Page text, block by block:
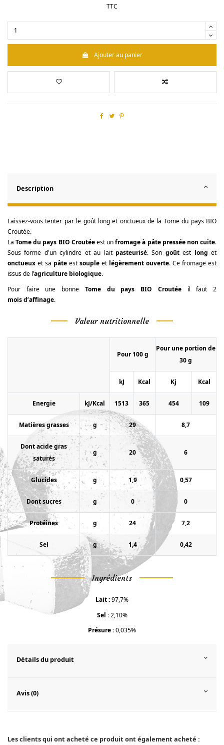
TTC
Ajouter au panier
Description
Laissez-vous tenter par le goût long et onctueux de la Tome du pays BIO
Croutée.
LaTome du pays BIO Croutéeest unfromage à pâte pressée non cuite.
Sous forme d'un cylindre et au lait pasteurisé. Son goûtest long et
onctueux et sa pâte est souple et légèrement ouverte. Ce fromage est
issus de l’agriculture biologique.
Pour faire une bonne Tome du pays BIO Croutéeil faut 2
mois d’affinage.
Valeur nutritionnelle
Pour 100 g
Pour une portion de
30 g
kJ Kcal Kj Kcal
Energie kJ/Kcal 1513 365 454 109
Matières grasses g 29 8,7
Dont acide gras
saturés
g 20 6
Glucides g 1,9 0,57
Dont sucres g 0 0
Protéines g 24 7,2
Sel g 1,4 0,42
Ingrédients
Lait :97,7%
Sel :2,10%
Présure :0,035%
Détails du produit
Avis (0)
Les clients qui ont acheté ce produit ont également acheté :